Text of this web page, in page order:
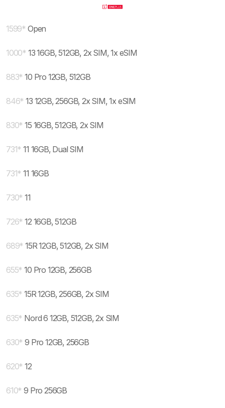
1599* Open
1000* 13 16GB, 512GB, 2x SIM, 1x eSIM
883* 10 Pro 12GB, 512GB
846* 13 12GB, 256GB, 2x SIM, 1x eSIM
830* 15 16GB, 512GB, 2x SIM
731* 11 16GB, Dual SIM
731* 11 16GB
730* 11
726* 12 16GB, 512GB
689* 15R 12GB, 512GB, 2x SIM
655* 10 Pro 12GB, 256GB
635* 15R 12GB, 256GB, 2x SIM
635* Nord 6 12GB, 512GB, 2x SIM
630* 9 Pro 12GB, 256GB
620* 12
610* 9 Pro 256GB